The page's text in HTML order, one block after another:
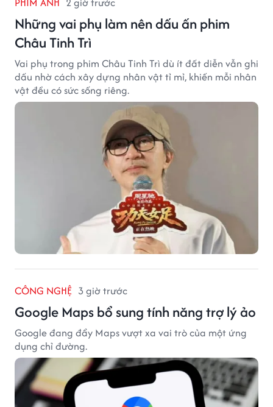
Những vai phụ làm nên dấu ấn phim
Châu Tinh Trì
Vai phụ trong phim Châu Tinh Trì dù ít đất diễn vẫn ghi
dấu nhờ cách xây dựng nhân vật tỉ mỉ, khiến mỗi nhân
vật đều có sức sống riêng.
CÔNG NGHỆ 3 giờ trước
Google Maps bổ sung tính năng trợ lý ảo
Google đang đẩy Maps vượt xa vai trò của một ứng
dụng chỉ đường.